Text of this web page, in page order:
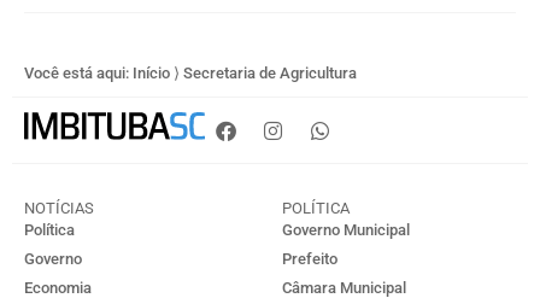
Você está aqui: Início ⟩ Secretaria de Agricultura
NOTÍCIAS
Política
Governo
Economia
POLÍTICA
Governo Municipal
Prefeito
Câmara Municipal